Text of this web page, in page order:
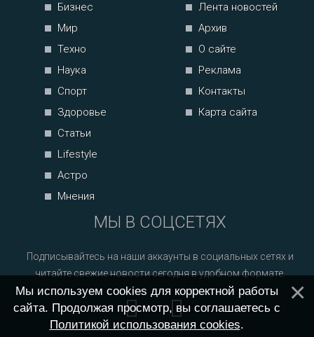
Бизнес
Мир
Техно
Наука
Спорт
Здоровье
Статьи
Lifestyle
Астро
Мнения
Лента новостей
Архив
О сайте
Реклама
Контакты
Карта сайта
МЫ В СОЦСЕТЯХ
Подписывайтесь на наши аккаунты в социальных сетях и
читайте свежие новости сегодня в удобном формате.
Мы используем cookies для корректной работы
сайта. Продолжая просмотр, вы соглашаетесь с
Политикой использования cookies.